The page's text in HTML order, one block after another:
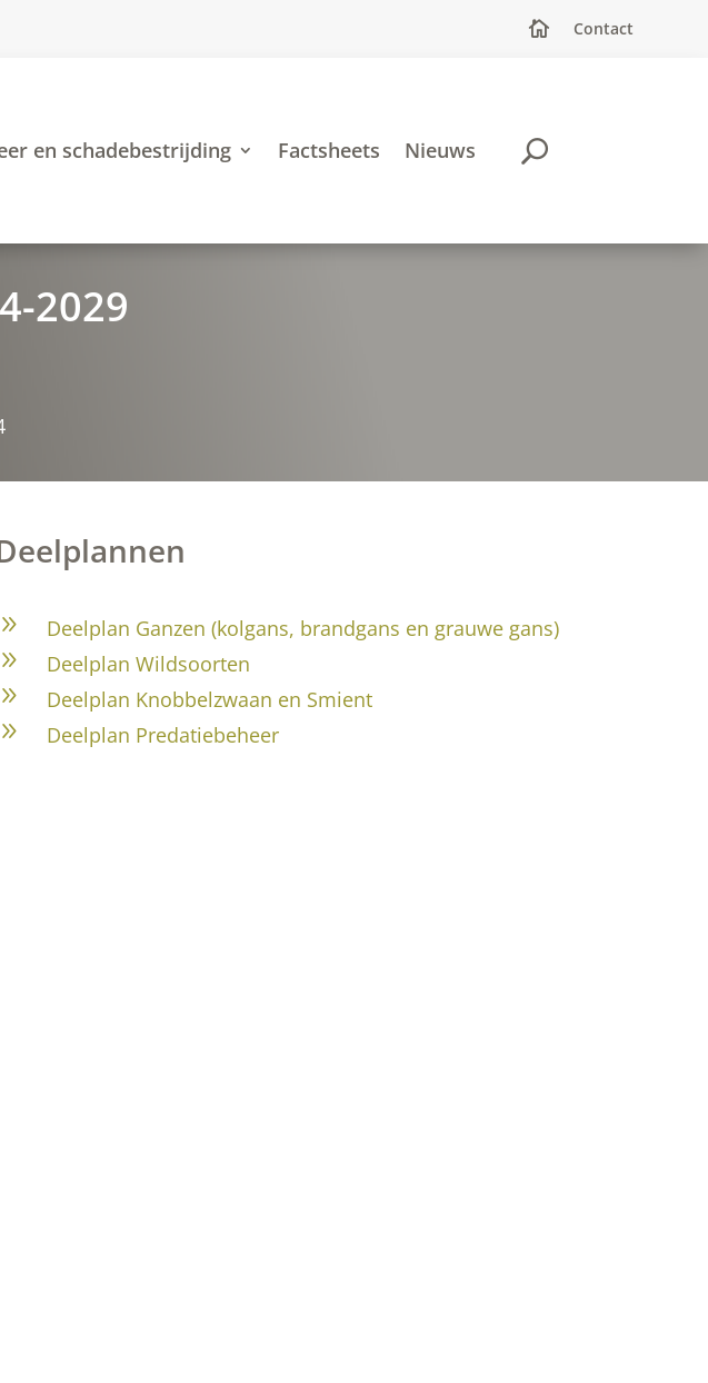
 Contact
en schadebestrijding Factsheets Nieuws
2029
9 Deelplan Ganzen (kolgans, brandgans en grauwe gans)
9 Deelplan Wildsoorten
9 Deelplan Knobbelzwaan en Smient
9 Deelplan Predatiebeheer